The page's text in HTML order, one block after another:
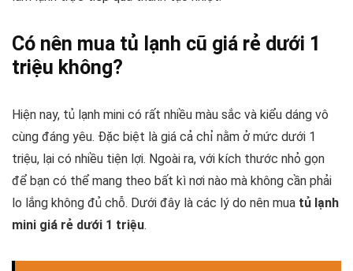
Có nên mua tủ lạnh cũ giá rẻ dưới 1
triệu không?
Hiện nay, tủ lạnh mini có rất nhiều màu sắc và kiểu dáng vô
cùng đáng yêu. Đặc biệt là giá cả chỉ nằm ở mức dưới 1
triệu, lại có nhiều tiện lợi. Ngoài ra, với kích thước nhỏ gọn
để bạn có thể mang theo bất kì nơi nào mà không cần phải
lo lắng không đủ chỗ. Dưới đây là các lý do nên mua tủ lạnh
mini giá rẻ dưới 1 triệu.